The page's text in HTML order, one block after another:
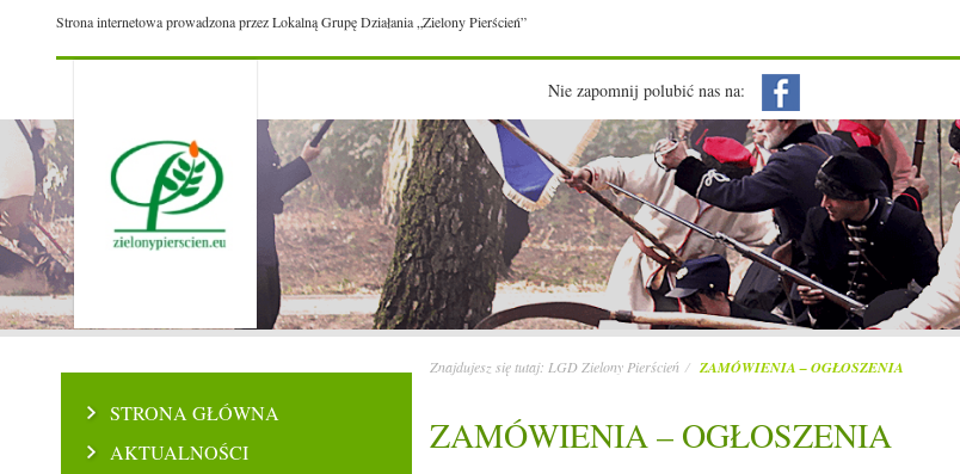
Strona internetowa prowadzona przez Lokalną Grupę Działania „Zielony Pierścień”
Nie zapomnij polubić nas na:
STRONA GŁÓWNA
AKTUALNOŚCI
Znajdujesz się tutaj: LGD Zielony Pierścień ZAMÓWIENIA – OGŁOSZENIA
ZAMÓWIENIA – OGŁOSZENIA